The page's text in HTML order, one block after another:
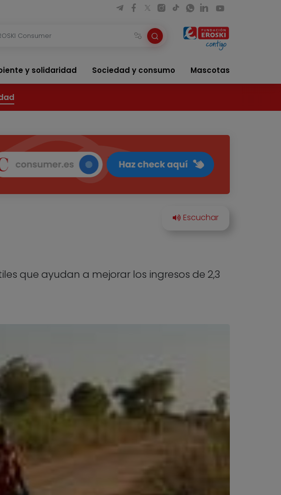
y solidaridad Sociedad y consumo Mascotas
que ayudan a mejorar los ingresos de 2,3